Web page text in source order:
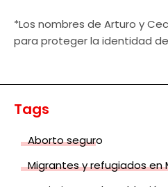
*Los nombres de Arturo y
para proteger la identidad
Tags
Aborto seguro
Migrantes y refugiados en